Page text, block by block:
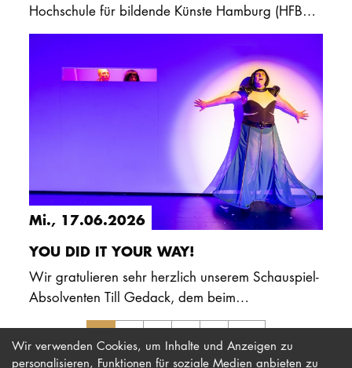
Hochschule für bildende Künste Hamburg (HFBK)
und der Hochschule für Musik und Theater
Mi., 17.06.2026
YOU DID IT YOUR WAY!
Wir gratulieren sehr herzlich unserem Schauspiel-
Absolventen Till Gedack, dem beim
Schauspielschultreffen der Solopreis verliehen
Wir verwenden Cookies, um Inhalte und Anzeigen zu
personalisieren, Funktionen für soziale Medien anbieten zu